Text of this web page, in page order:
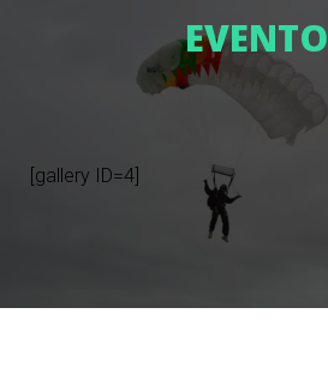
EVENTO
[gallery ID=4]